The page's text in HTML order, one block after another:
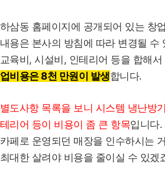
하삼동 홈페이지에 공개되어 있는 창
내용은 본사의 방침에 따라 변경될 수
교육비, 시설비, 인테리어 등을 합해
업비용은 8천 만원이 발생합니다.
별도사항 목록을 보니 시스템 냉난방
테리어 등이 비용이 좀 큰 항목입니다.
카페로 운영되던 매장을 인수하시는
최대한 살려야 비용을 줄이실 수 있겠